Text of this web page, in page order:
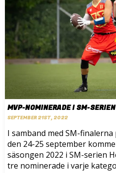
MVP-NOMINERADE I SM-
SEPTEMBER 21ST, 2022
I samband med SM-
den 24-25 september
säsongen 2022 i SM-serien
tre nominerade i varje